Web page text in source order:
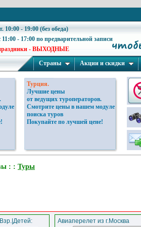
10:00 - 19:00 (без обеда)
- 17:00 по предварительной записи
- ВЫХОДНЫЕ
Страны Акции и скидки
Турция.
Лучшие цены
от ведущих туроператоров.
Смотрите цены в нашем модуле
поиска туров
Покупайте по лучшей цене!
: : Туры
Взр.|Детей:
Авиаперелет из г.Москва